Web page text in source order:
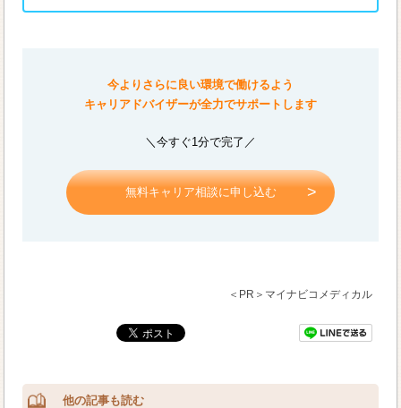
今よりさらに良い環境で働けるよう
キャリアドバイザーが全力でサポートします
＼今すぐ1分で完了／
無料キャリア相談に申し込む
＜PR＞マイナビコメディカル
他の記事も読む